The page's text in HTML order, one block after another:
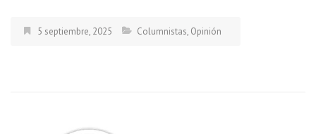
5 septiembre, 2025 Columnistas, Opinión